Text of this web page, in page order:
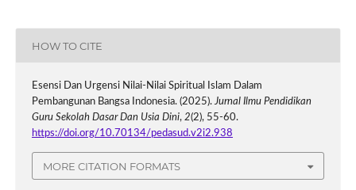
HOW TO CITE
Esensi Dan Urgensi Nilai-Nilai Spiritual Islam Dalam
Pembangunan Bangsa Indonesia. (2025).Jurnal Ilmu Pendidikan
Guru Sekolah Dasar Dan Usia Dini, 2(2), 55-60.
https://doi.org/10.70134/pedasud.v2i2.938
MORE CITATION FORMATS